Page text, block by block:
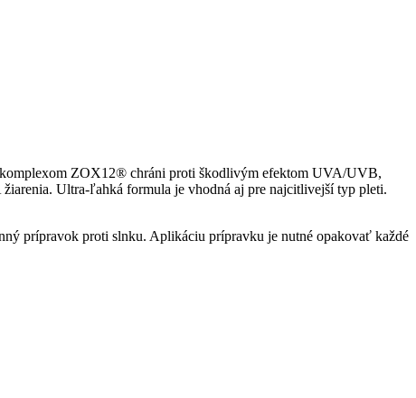
ZOX12® chráni proti škodlivým efektom UVA/UVB,
Ultra-ľahká formula je vhodná aj pre najcitlivejší typ pleti.
prípravok proti slnku. Aplikáciu prípravku je nutné opakovať každé